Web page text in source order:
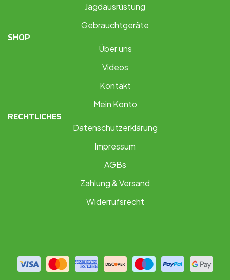
Jagdausrüstung
Gebrauchtgeräte
SHOP
Über uns
Videos
Kontakt
Mein Konto
RECHTLICHES
Datenschutzerklärung
Impressum
AGBs
Zahlung & Versand
Widerrufsrecht